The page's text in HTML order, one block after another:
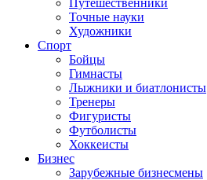
Путешественники
Точные науки
Художники
Спорт
Бойцы
Гимнасты
Лыжники и биатлонисты
Тренеры
Фигуристы
Футболисты
Хоккеисты
Бизнес
Зарубежные бизнесмены